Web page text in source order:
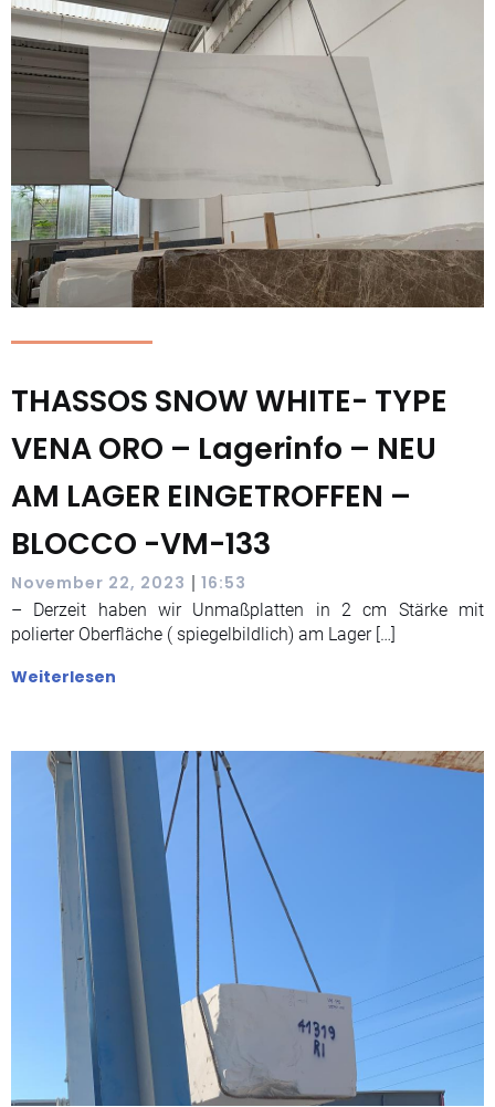
THASSOS SNOW WHITE- TYPE
VENA ORO – Lagerinfo – NEU
AM LAGER EINGETROFFEN –
BLOCCO -VM-133
November 22, 2023 | 16:53
– Derzeit haben wir Unmaßplatten in 2 cm Stärke mit
polierter Oberfläche ( spiegelbildlich) am Lager […]
Weiterlesen